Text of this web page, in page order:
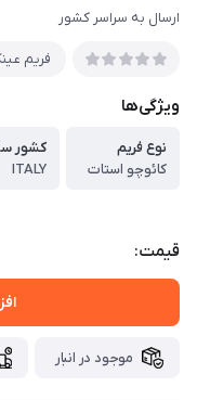
ارسال به سراسر کشور
فریم
ویژگی‌ها
نوع فریم
کائوچو استات
کشور
ITALY
قیمت:
موجود در انبار